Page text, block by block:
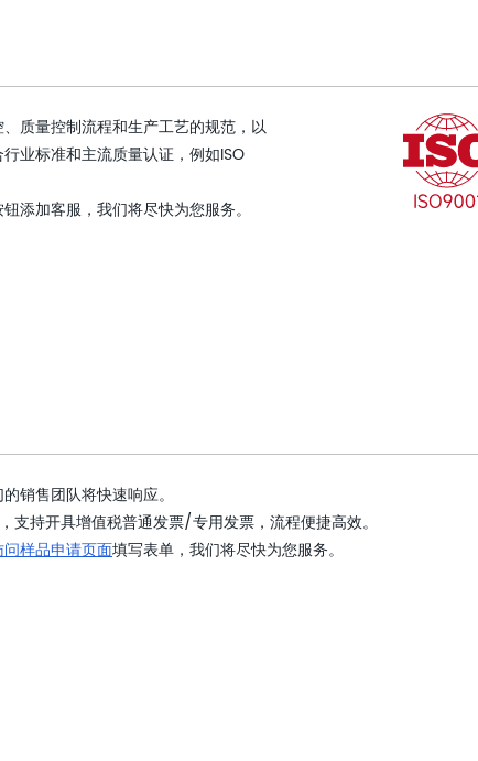
质量控制流程和生产工艺的规范，以
业标准和主流质量认证，例如ISO
添加客服，我们将尽快为您服务。
销售团队将快速响应。
支持开具增值税普通发票/专用发票，流程便捷高效。
问样品申请页面填写表单，我们将尽快为您服务。